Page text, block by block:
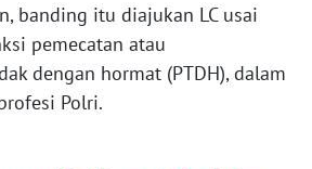
banding itu diajukan LC usai
pemecatan atau
dengan hormat (PTDH), dalam
Polri.